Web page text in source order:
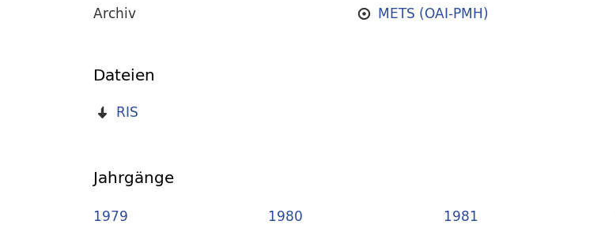
Archiv
METS (OAI-PMH)
Dateien
RIS
Jahrgänge
1979 1980 1981